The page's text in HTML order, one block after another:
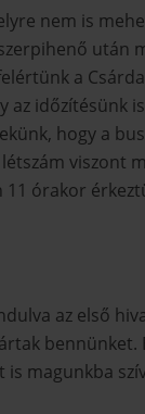
nem is
után
a
időzítésünk
hogy a
órakor
az első
bennünket.
is magunkba